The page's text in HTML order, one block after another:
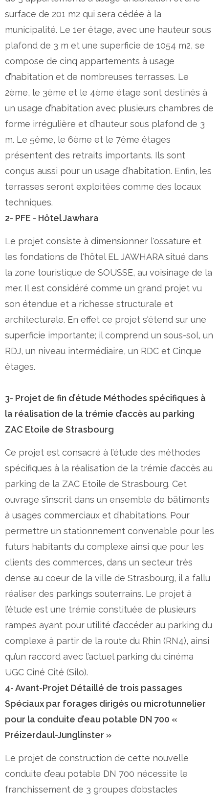
surface de 201 m2 qui sera cédée à la
municipalité. Le 1er étage, avec une hauteur sous
plafond de 3 m et une superficie de 1054 m2, se
compose de cinq appartements à usage
d’habitation et de nombreuses terrasses. Le
2ème, le 3ème et le 4ème étage sont destinés à
un usage d’habitation avec plusieurs chambres de
forme irrégulière et d’hauteur sous plafond de 3
m. Le 5ème, le 6ème et le 7ème étages
présentent des retraits importants. Ils sont
conçus aussi pour un usage d’habitation. Enfin, les
terrasses seront exploitées comme des locaux
techniques.
2- PFE - Hôtel Jawhara
Le projet consiste à dimensionner l'ossature et
les fondations de l'hôtel EL JAWHARA situé dans
la zone touristique de SOUSSE, au voisinage de la
mer. Il est considéré comme un grand projet vu
son étendue et a richesse structurale et
architecturale. En effet ce projet s'étend sur une
superficie importante; il comprend un sous-sol, un
RDJ, un niveau intermédiaire, un RDC et Cinque
étages.
3- Projet de fin d’étude Méthodes spécifiques à
la réalisation de la trémie d’accès au parking
ZAC Etoile de Strasbourg
Ce projet est consacré à l’étude des méthodes
spécifiques à la réalisation de la trémie d’accès au
parking de la ZAC Etoile de Strasbourg. Cet
ouvrage s’inscrit dans un ensemble de bâtiments
à usages commerciaux et d’habitations. Pour
permettre un stationnement convenable pour les
futurs habitants du complexe ainsi que pour les
clients des commerces, dans un secteur très
dense au coeur de la ville de Strasbourg, il a fallu
réaliser des parkings souterrains. Le projet à
l’étude est une trémie constituée de plusieurs
rampes ayant pour utilité d’accéder au parking du
complexe à partir de la route du Rhin (RN4), ainsi
qu’un raccord avec l’actuel parking du cinéma
UGC Ciné Cité (Silo).
4- Avant-Projet Détaillé de trois passages
Spéciaux par forages dirigés ou microtunnelier
pour la conduite d’eau potable DN 700 «
Préizerdaul-Junglinster »
Le projet de construction de cette nouvelle
conduite d’eau potable DN 700 nécessite le
franchissement de 3 groupes d’obstacles